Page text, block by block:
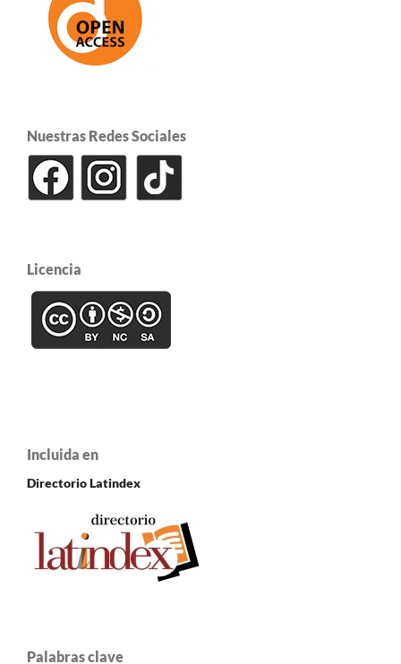
Nuestras Redes Sociales
Licencia
Incluida en
Directorio Latindex
Palabras clave